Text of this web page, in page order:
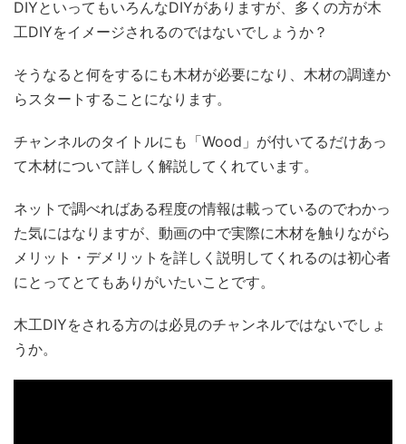
DIYといってもいろんなDIYがありますが、多くの方が木
工DIYをイメージされるのではないでしょうか？
そうなると何をするにも木材が必要になり、木材の調達か
らスタートすることになります。
チャンネルのタイトルにも「Wood」が付いてるだけあっ
て木材について詳しく解説してくれています。
ネットで調べればある程度の情報は載っているのでわかっ
た気にはなりますが、動画の中で実際に木材を触りながら
メリット・デメリットを詳しく説明してくれるのは初心者
にとってとてもありがいたいことです。
木工DIYをされる方のは必見のチャンネルではないでしょ
うか。